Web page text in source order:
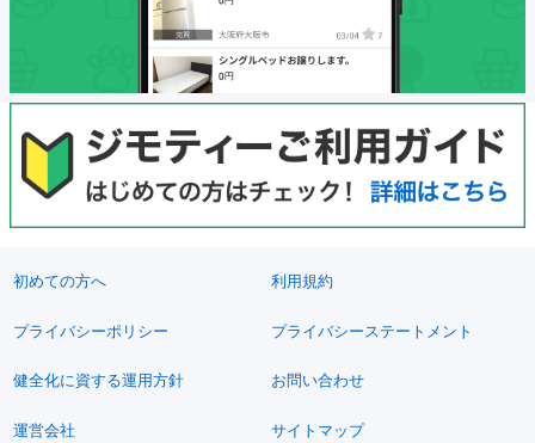
初めての方へ 利用規約
プライバシーポリシー プライバシーステートメント
健全化に資する運用方針 お問い合わせ
運営会社 サイトマップ